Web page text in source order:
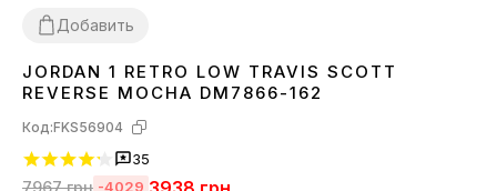
Добавить
36373839 4041 42434445
JORDAN 1 RETRO LOW TRAVIS SCOTT
REVERSE MOCHA DM7866-162
Код:FKS56904
35
7967грн -4029